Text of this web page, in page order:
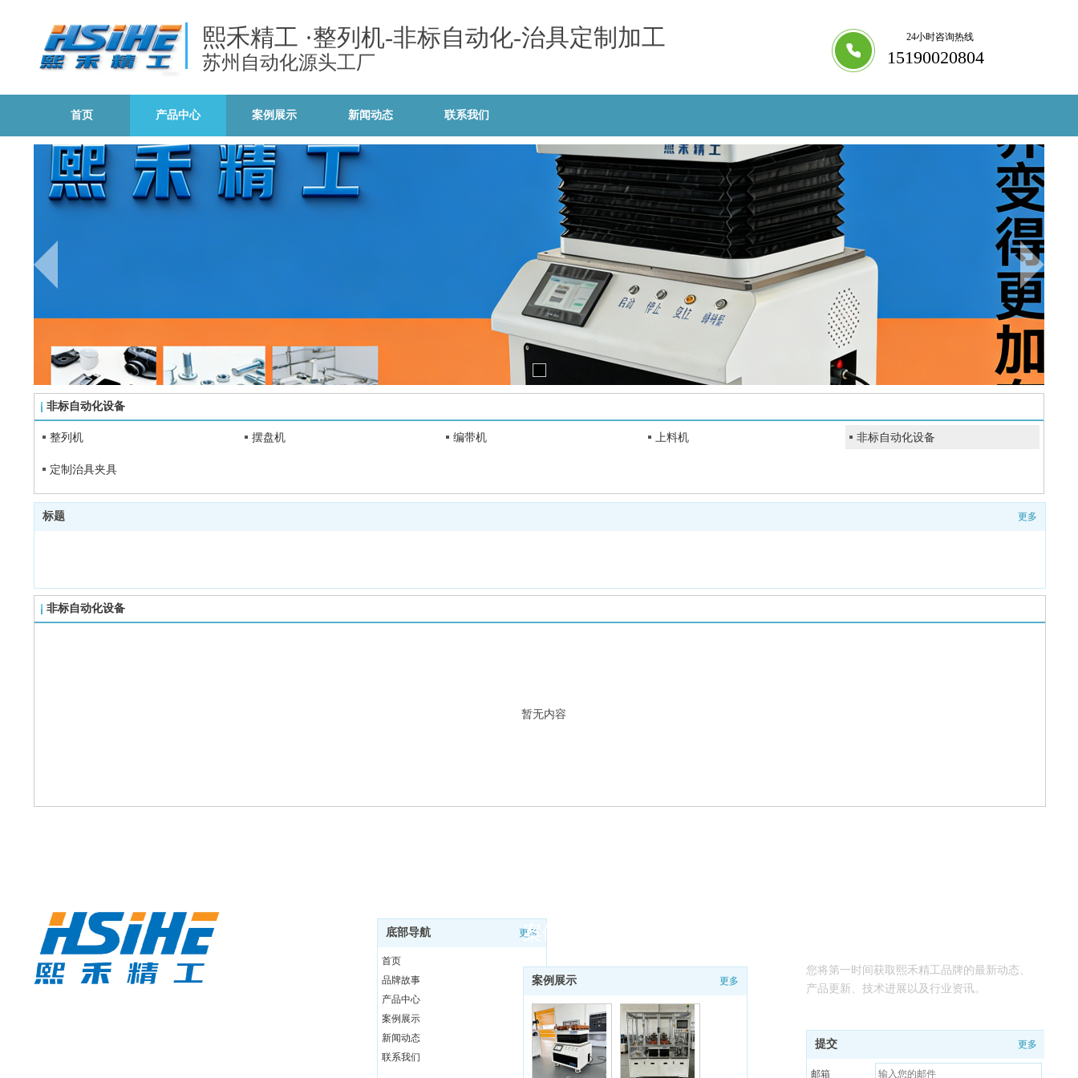
15190020804
24小时咨询热线
熙禾精工 ·整列机-非标自动化-治具定制加工
苏州自动化源头工厂
首页 产品中心 案例展示 新闻动态 联系我们
非标自动化设备
整列机 摆盘机 编带机 上料机 非标自动化设备
定制治具夹具
标题 更多
非标自动化设备
暂无内容
底部导航 更多
首页
品牌故事
产品中心
案例展示
新闻动态
联系我们
案例展示 更多
提交 更多
邮箱
案例展示
您将第一时间获取熙禾精工品牌的最新动态、
产品更新、技术进展以及行业资讯。